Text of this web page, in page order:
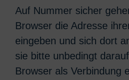
Auf Nummer sicher
Browser die Adresse
eingeben und sich dort
sie bitte unbedingt
Browser als Verbindung